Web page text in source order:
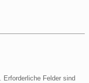
Erforderliche Felder sind